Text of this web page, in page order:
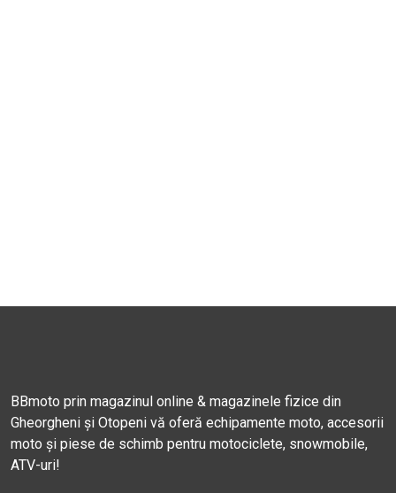
BBmoto prin magazinul online & magazinele fizice din
Gheorgheni și Otopeni vă oferă echipamente moto, accesorii
moto și piese de schimb pentru motociclete, snowmobile,
ATV-uri!